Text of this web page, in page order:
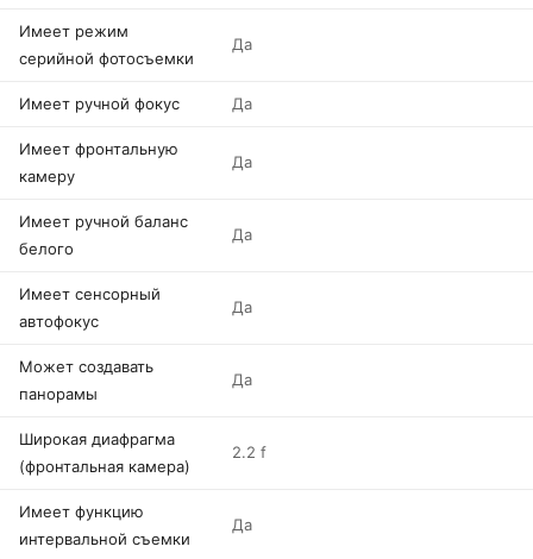
Имеет режим
серийной фотосъемки
Да
Имеет ручной фокус Да
Имеет фронтальную
камеру
Да
Имеет ручной баланс
белого
Да
Имеет сенсорный
автофокус
Да
Может создавать
панорамы
Да
Широкая диафрагма
(фронтальная камера)
2.2 f
Имеет функцию
интервальной съемки
Да